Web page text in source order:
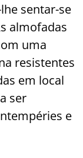
sentar-se
almofadas
uma
resistentes
em local
ser
e